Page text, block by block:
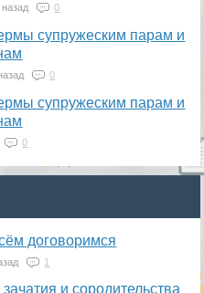
назад 0
супружеским парам и
0
супружеским парам и
0
договоримся
1
и сородительства